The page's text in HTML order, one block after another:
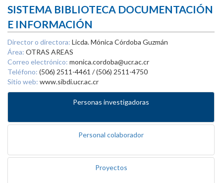
SISTEMA BIBLIOTECA DOCUMENTACIÓN
E INFORMACIÓN
Director o directora: Licda. Mónica Córdoba Guzmán
Área: OTRAS AREAS
Correo electrónico: monica.cordoba@ucr.ac.cr
Teléfono: (506) 2511-4461 / (506) 2511-4750
Sitio web: www.sibdi.ucr.ac.cr
Personas investigadoras
Personal colaborador
Proyectos